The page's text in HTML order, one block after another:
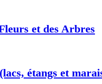
et des Arbres
étangs et